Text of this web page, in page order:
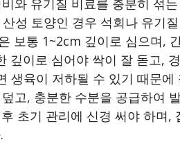
와 유기질 비료를 충분히 섞
성 토양인 경우 석회나 유기
보통 1~2cm 깊이로 심으며,
깊이로 심어야 싹이 잘 돋고,
생육이 저하될 수 있기 때문
고, 충분한 수분을 공급하여
초기 관리에 신경 써야 하며,